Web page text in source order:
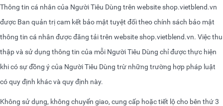
Thông tin cá nhân của Người Tiêu Dùng trên websiteshop.vietblend.vn
được Ban quản trị cam kết bảo mật tuyệt đối theo chính sách bảo mật
thông tin cá nhân được đăng tải trên websiteshop.vietblend.vn. Việc thu
thập và sử dụng thông tin của mỗi Người Tiêu Dùng chỉ được thực hiện
khi có sự đồng ý của Người Tiêu Dùng trừ những trường hợp pháp luật
có quy định khác và quy định này.
Không sử dụng, không chuyển giao, cung cấp hoặc tiết lộ cho bên thứ 3